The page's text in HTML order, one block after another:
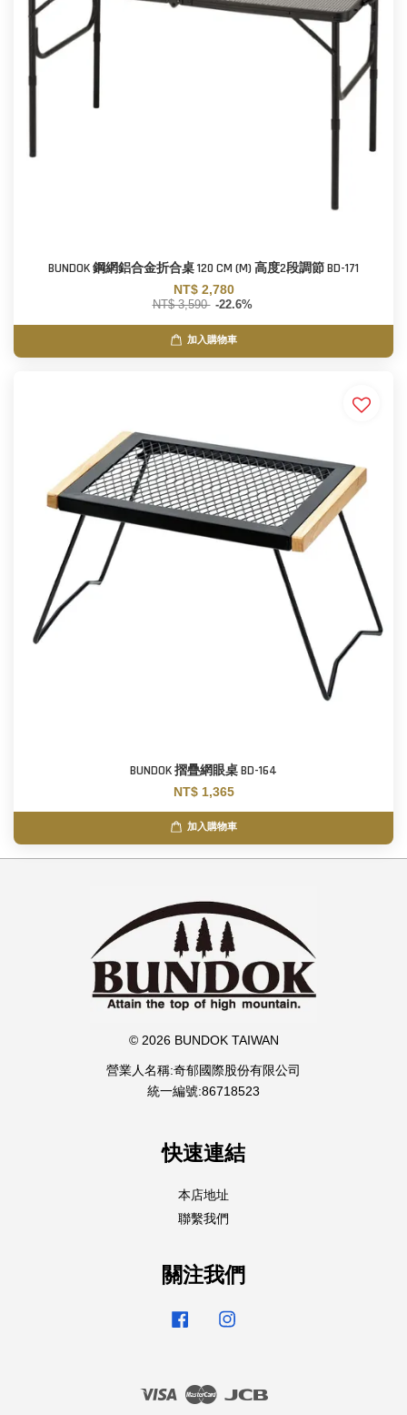
BUNDOK 鋼網鋁合金折合桌 120 CM (M) 高度2段調節 BD-171
NT$ 2,780
NT$ 3,590 -22.6%
加入購物車
BUNDOK 摺疊網眼桌 BD-164
NT$ 1,365
加入購物車
© 2026 BUNDOK TAIWAN
營業人名稱:奇郁國際股份有限公司
統一編號:86718523
快速連結
本店地址
聯繫我們
關注我們
Facebook
Visa Master